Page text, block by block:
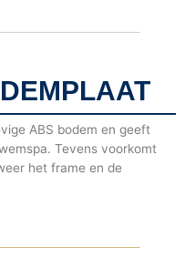
ABS bodem en geeft
Tevens voorkomt
het frame en de